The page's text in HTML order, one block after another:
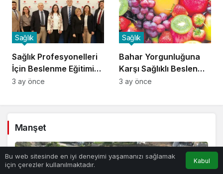
Sağlık Profesyonelleri
İçin Beslenme Eğitimi
Başladı
Sağlık
3 ay önce
Bahar Yorgunluğuna
Karşı Sağlıklı Beslenme
İpuçları
Sağlık
3 ay önce
Manşet
Bu web sitesinde en iyi deneyimi yaşamanızı sağlamak
için çerezler kullanılmaktadır.
Kabul